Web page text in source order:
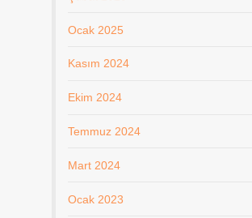
Ocak 2025
Kasım 2024
Ekim 2024
Temmuz 2024
Mart 2024
Ocak 2023